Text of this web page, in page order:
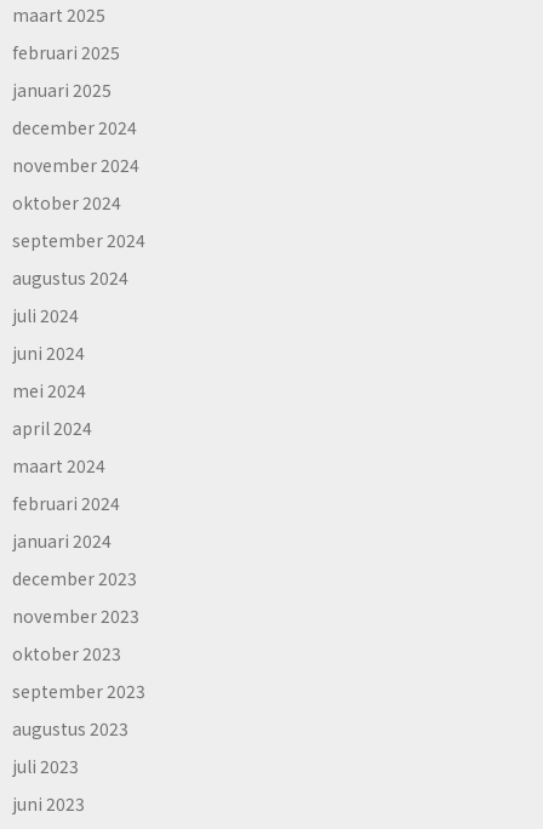
maart 2025
februari 2025
januari 2025
december 2024
november 2024
oktober 2024
september 2024
augustus 2024
juli 2024
juni 2024
mei 2024
april 2024
maart 2024
februari 2024
januari 2024
december 2023
november 2023
oktober 2023
september 2023
augustus 2023
juli 2023
juni 2023